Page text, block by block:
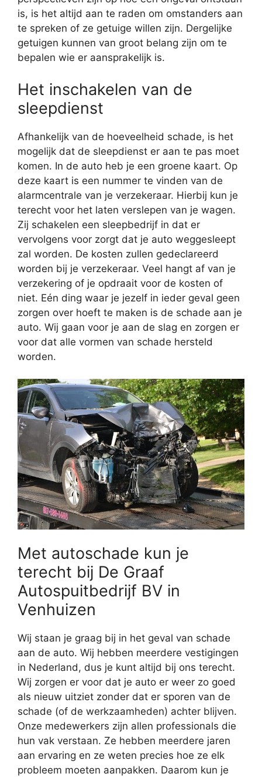
is, is het altijd aan te raden om omstanders aan
te spreken of ze getuige willen zijn. Dergelijke
getuigen kunnen van groot belang zijn om te
bepalen wie er aansprakelijk is.
Het inschakelen van de
sleepdienst
Afhankelijk van de hoeveelheid schade, is het
mogelijk dat de sleepdienst er aan te pas moet
komen. In de auto heb je een groene kaart. Op
deze kaart is een nummer te vinden van de
alarmcentrale van je verzekeraar. Hierbij kun je
terecht voor het laten verslepen van je wagen.
Zij schakelen een sleepbedrijf in dat er
vervolgens voor zorgt dat je auto weggesleept
zal worden. De kosten zullen gedeclareerd
worden bij je verzekeraar. Veel hangt af van je
verzekering of je opdraait voor de kosten of
niet. Eén ding waar je jezelf in ieder geval geen
zorgen over hoeft te maken is de schade aan je
auto. Wij gaan voor je aan de slag en zorgen er
voor dat alle vormen van schade hersteld
worden.
Met autoschade kun je
terecht bij De Graaf
Autospuitbedrijf BV in
Venhuizen
Wij staan je graag bij in het geval van schade
aan de auto. Wij hebben meerdere vestigingen
in Nederland, dus je kunt altijd bij ons terecht.
Wij zorgen er voor dat je auto er weer zo goed
als nieuw uitziet zonder dat er sporen van de
schade (of de werkzaamheden) achter blijven.
Onze medewerkers zijn allen professionals die
hun vak verstaan. Ze hebben meerdere jaren
aan ervaring en ze weten precies hoe ze elk
probleem moeten aanpakken. Daarom kun je